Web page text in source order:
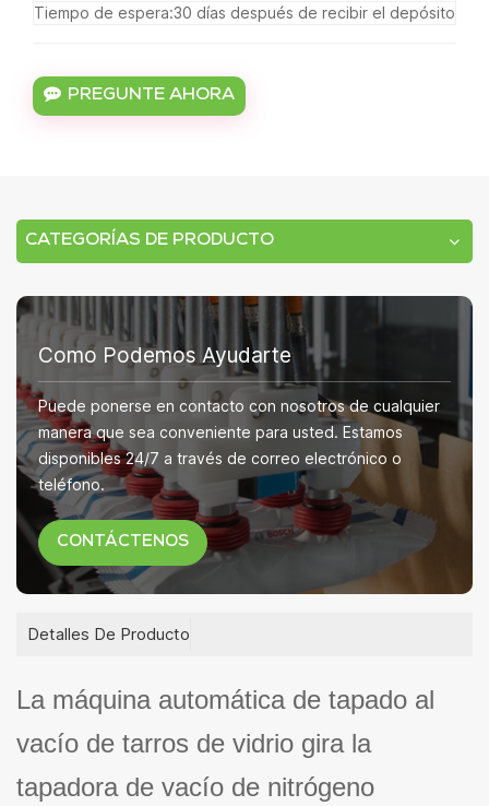
Tiempo de espera:30 días después de recibir el depósito
PREGUNTE AHORA
CATEGORÍAS DE PRODUCTO
Como Podemos Ayudarte
Puede ponerse en contacto con nosotros de cualquier
manera que sea conveniente para usted. Estamos
disponibles 24/7 a través de correo electrónico o
teléfono.
CONTÁCTENOS
Detalles De Producto
La máquina automática de tapado al
vacío de tarros de vidrio gira la
tapadora de vacío de nitrógeno